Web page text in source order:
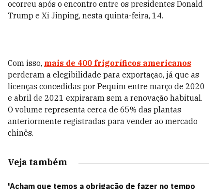
ocorreu após o encontro entre os presidentes Donald
Trump e Xi Jinping, nesta quinta-feira, 14.
Com isso, mais de 400 frigoríficos americanos
perderam a elegibilidade para exportação, já que as
licenças concedidas por Pequim entre março de 2020
e abril de 2021 expiraram sem a renovação habitual.
O volume representa cerca de 65% das plantas
anteriormente registradas para vender ao mercado
chinês.
Veja também
'Acham que temos a obrigação de fazer no tempo